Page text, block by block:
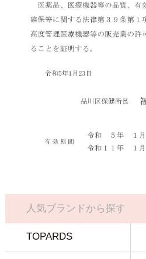
人気ブランドから探す
TOPARDS